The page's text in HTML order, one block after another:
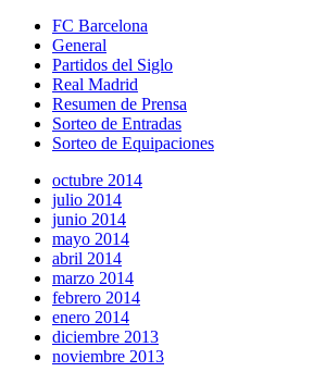
FC Barcelona
General
Partidos del Siglo
Real Madrid
Resumen de Prensa
Sorteo de Entradas
Sorteo de Equipaciones
octubre 2014
julio 2014
junio 2014
mayo 2014
abril 2014
marzo 2014
febrero 2014
enero 2014
diciembre 2013
noviembre 2013